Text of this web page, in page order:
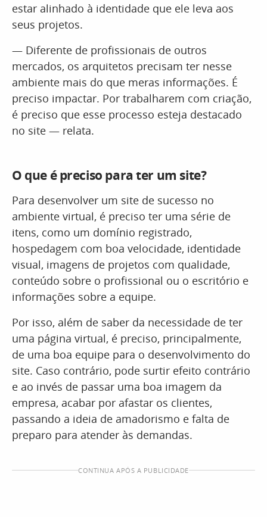
estar alinhado à identidade que ele leva aos
seus projetos.
— Diferente de profissionais de outros
mercados, os arquitetos precisam ter nesse
ambiente mais do que meras informações. É
preciso impactar. Por trabalharem com criação,
é preciso que esse processo esteja destacado
no site — relata.
O que é preciso para ter um site?
Para desenvolver um site de sucesso no
ambiente virtual, é preciso ter uma série de
itens, como um domínio registrado,
hospedagem com boa velocidade, identidade
visual, imagens de projetos com qualidade,
conteúdo sobre o profissional ou o escritório e
informações sobre a equipe.
Por isso, além de saber da necessidade de ter
uma página virtual, é preciso, principalmente,
de uma boa equipe para o desenvolvimento do
site. Caso contrário, pode surtir efeito contrário
e ao invés de passar uma boa imagem da
empresa, acabar por afastar os clientes,
passando a ideia de amadorismo e falta de
preparo para atender às demandas.
CONTINUA APÓS A PUBLICIDADE